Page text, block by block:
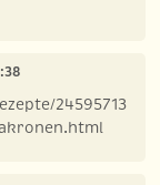
24595713